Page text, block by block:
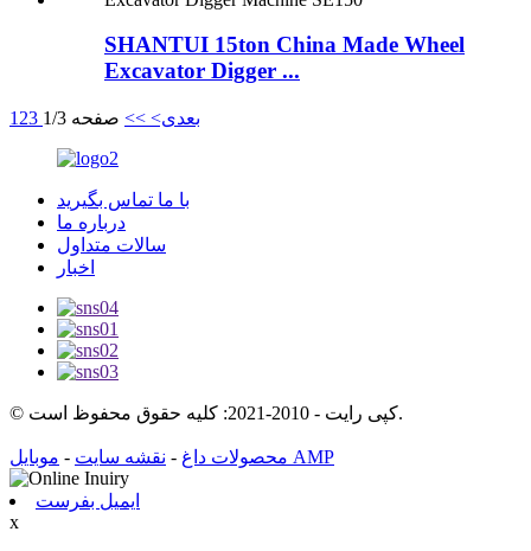
SHANTUI 15ton China Made Wheel
Excavator Digger ...
1 23 بعدی> >> صفحه 1/3
با ما تماس بگیرید
درباره ما
سالات متداول
اخبار
© کپی رایت - 2010-2021: کلیه حقوق محفوظ است.
محصولات داغ - نقشه سایت - موبایل AMP
ایمیل بفرست
x